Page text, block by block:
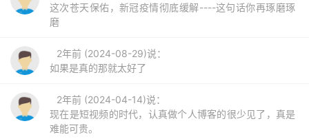
这次苍天保佑，新冠疫情彻底缓解----这句话你再琢磨琢
磨
2年前 (2024-08-29)说：
如果是真的那就太好了
2年前 (2024-04-14)说：
现在是短视频的时代，认真做个人博客的很少见了，真是
难能可贵。